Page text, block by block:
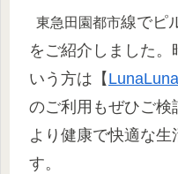
東急田園都市線でピ
をご紹介しました。
いう方は【
のご利用もぜひご検
より健康で快適な生
す。